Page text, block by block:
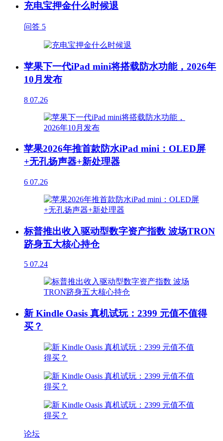
充电宝押金什么时候退
问答 5
苹果下一代iPad mini将搭载防水功能，2026年
10月发布
8 07.26
苹果2026年推首款防水iPad mini：OLED屏
+无孔扬声器+新处理器
6 07.26
标普推出收入驱动型数字资产指数 波场TRON
跻身五大核心持仓
5 07.24
新 Kindle Oasis 真机试玩：2399 元值不值得
买？
论坛